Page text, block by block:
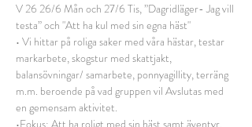
V 26 26/6 Mån och 27/6 Tis, ”Dagridläger- Jag vill
testa” och "Att ha kul med sin egna häst"
• Vi hittar på roliga saker med våra hästar, testar
markarbete, skogstur med skattjakt,
balansövningar/ samarbete, ponnyagillity, terräng
m.m. beroende på vad gruppen vil Avslutas med
en gemensam aktivitet.
•Fokus: Att ha roligt med sin häst samt äventyr.